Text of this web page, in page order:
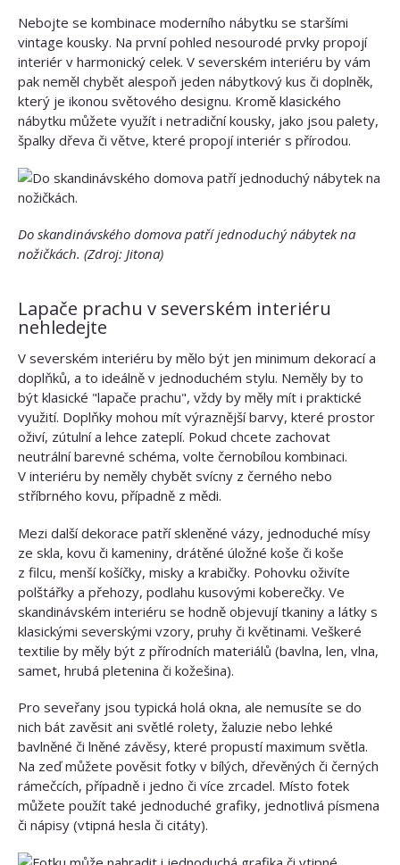
Nebojte se kombinace moderního nábytku se staršími
vintage kousky. Na první pohled nesourodé prvky propojí
interiér v harmonický celek. V severském interiéru by vám
pak neměl chybět alespoň jeden nábytkový kus či doplněk,
který je ikonou světového designu. Kromě klasického
nábytku můžete využít i netradiční kousky, jako jsou palety,
špalky dřeva či větve, které propojí interiér s přírodou.
Do skandinávského domova patří jednoduchý nábytek na
nožičkách. (Zdroj: Jitona)
Lapače prachu v severském interiéru
nehledejte
V severském interiéru by mělo být jen minimum dekorací a
doplňků, a to ideálně v jednoduchém stylu. Neměly by to
být klasické "lapače prachu", vždy by měly mít i praktické
využití. Doplňky mohou mít výraznější barvy, které prostor
oživí, zútulní a lehce zateplí. Pokud chcete zachovat
neutrální barevné schéma, volte černobílou kombinaci.
V interiéru by neměly chybět svícny z černého nebo
stříbrného kovu, případně z mědi.
Mezi další dekorace patří skleněné vázy, jednoduché mísy
ze skla, kovu či kameniny, drátěné úložné koše či koše
z filcu, menší košíčky, misky a krabičky. Pohovku oživíte
polštářky a přehozy, podlahu kusovými koberečky. Ve
skandinávském interiéru se hodně objevují tkaniny a látky s
klasickými severskými vzory, pruhy či květinami. Veškeré
textilie by měly být z přírodních materiálů (bavlna, len, vlna,
samet, hrubá pletenina či kožešina).
Pro seveřany jsou typická holá okna, ale nemusíte se do
nich bát zavěsit ani světlé rolety, žaluzie nebo lehké
bavlněné či lněné závěsy, které propustí maximum světla.
Na zeď můžete pověsit fotky v bílých, dřevěných či černých
rámečcích, případně i jedno či více zrcadel. Místo fotek
můžete použít také jednoduché grafiky, jednotlivá písmena
či nápisy (vtipná hesla či citáty).